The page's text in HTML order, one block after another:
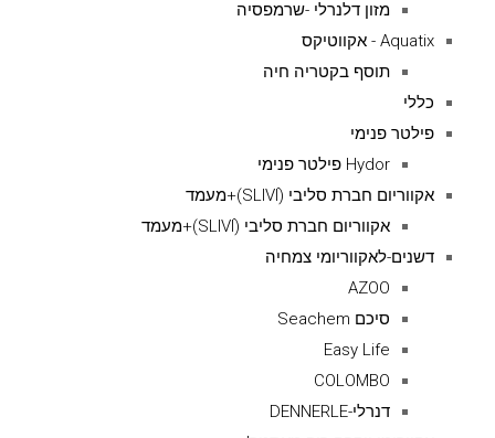
מזון דלנרלי -שרמפסיה
Aquatix - אקווטיקס
תוסף בקטריה חיה
כללי
פילטר פנימי
Hydor פילטר פנימי
אקווריום חברת סליבי (SLIVIׂׂ)+מעמד
אקווריום חברת סליבי (SLIVIׂׂ)+מעמד
דשנים-לאקווריומי צמחיה
AZOO
סיכם Seachem
Easy Life
COLOMBO
דנרלי-DENNERLE